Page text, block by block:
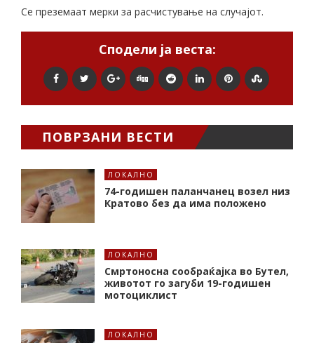
Се преземаат мерки за расчистување на случајот.
Сподели ја веста:
ПОВРЗАНИ ВЕСТИ
ЛОКАЛНО
74-годишен паланчанец возел низ
Кратово без да има положено
ЛОКАЛНО
Смртоносна сообраќајка во Бутел,
животот го загуби 19-годишен
мотоциклист
ЛОКАЛНО